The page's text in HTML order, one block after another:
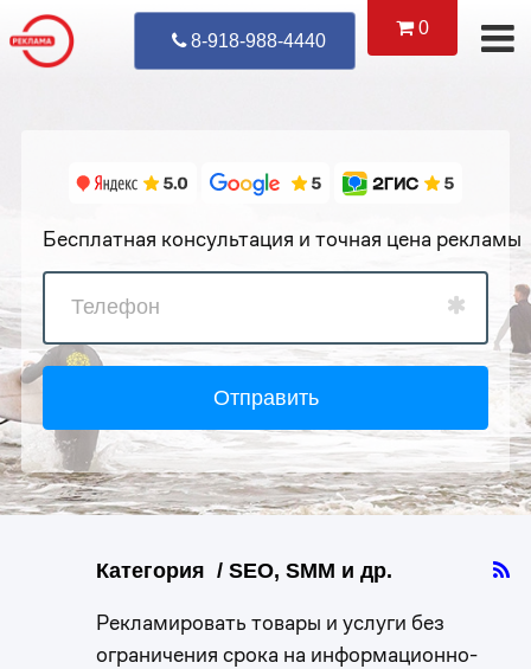
0
8-918-988-4440 Уже
Бесплатная консультация и точная цена рекламы
Отправить
Категория / SEO, SMM и др.
Рекламировать товары и услуги без
ограничения срока на информационно-